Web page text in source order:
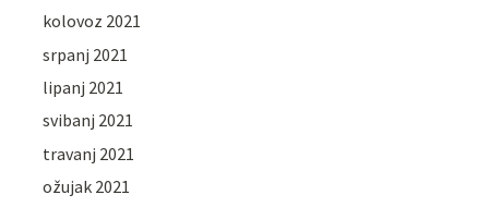
kolovoz 2021
srpanj 2021
lipanj 2021
svibanj 2021
travanj 2021
ožujak 2021